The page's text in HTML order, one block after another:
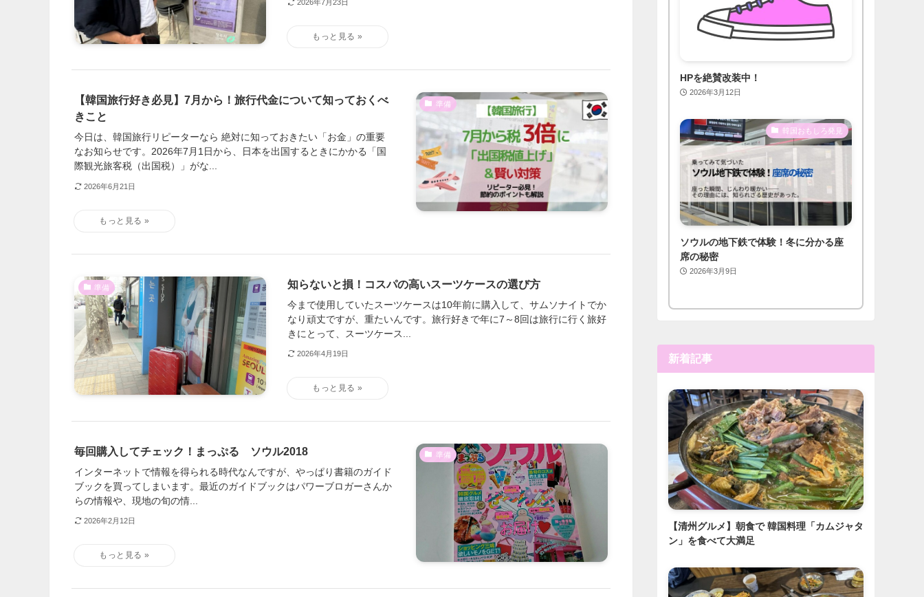
2026年7月23日
準備
【韓国旅行好き必見】7月から！旅行代金について知っておくべ
きこと
今日は、韓国旅行リピーターなら 絶対に知っておきたい「お金」の重要
なお知らせです。2026年7月1日から、日本を出国するときにかかる「国
際観光旅客税（出国税）」がな...
2026年6月21日
準備 知らないと損！コスパの高いスーツケースの選び方
今まで使用していたスーツケースは10年前に購入して、サムソナイトでか
なり頑丈ですが、重たいんです。旅行好きで年に7～8回は旅行に行く旅好
きにとって、スーツケース...
2026年4月19日
準備
毎回購入してチェック！まっぷる ソウル2018
インターネットで情報を得られる時代なんですが、やっぱり書籍のガイド
ブックを買ってしまいます。最近のガイドブックはパワーブロガーさんか
らの情報や、現地の旬の情...
2026年2月12日
HPを絶賛改装中！
2026年3月12日
韓国おもしろ発見
ソウルの地下鉄で体験！冬に分かる座
席の秘密
2026年3月9日
新着記事
【清州グルメ】朝食で 韓国料理「カムジャタ
ン」を食べて大満足